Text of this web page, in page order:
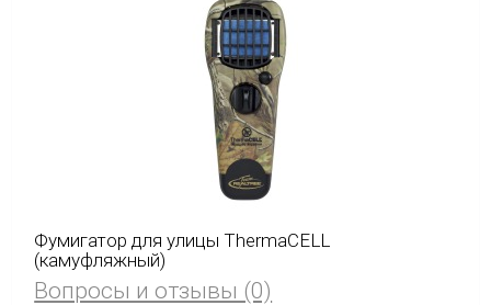
Фумигатор для улицы ThermaCELL
(камуфляжный)
Вопросы и отзывы (0)